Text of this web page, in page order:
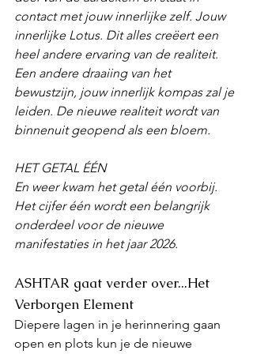
contact met jouw innerlijke zelf. Jouw
innerlijke Lotus. Dit alles creëert een
heel andere ervaring van de realiteit.
Een andere draaiing van het
bewustzijn, jouw innerlijk kompas zal je
leiden. De nieuwe realiteit wordt van
binnenuit geopend als een bloem.
HET GETAL ÉÉN
En weer kwam het getal één voorbij.
Het cijfer één wordt een belangrijk
onderdeel voor de nieuwe
manifestaties in het jaar 2026.
ASHTAR gaat verder over...Het
Verborgen Element
Diepere lagen in je herinnering gaan
open en plots kun je de nieuwe